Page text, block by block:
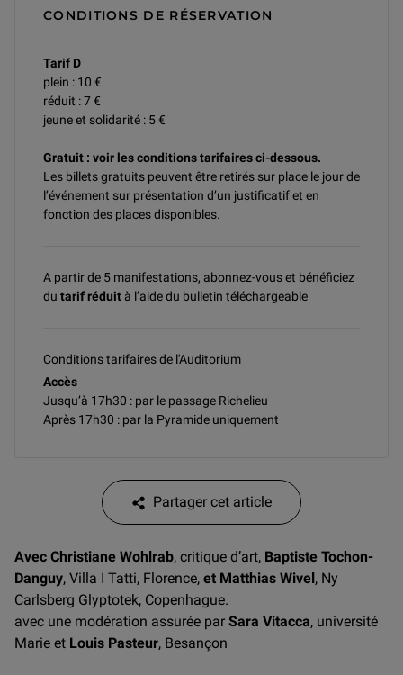
CONDITIONS DE RÉSERVATION
Tarif D
plein : 10 €
réduit : 7 €
jeune et solidarité : 5 €
Gratuit : voir les conditions tarifaires ci-dessous.
Les billets gratuits peuvent être retirés sur place le jour de
l’événement sur présentation d’un justificatif et en
fonction des places disponibles.
A partir de 5 manifestations, abonnez-vous et bénéficiez
du tarif réduit à l’aide du bulletin téléchargeable
Conditions tarifaires de l'Auditorium
Accès
Jusqu’à 17h30 : par le passage Richelieu
Après 17h30 : par la Pyramide uniquement
Partager cet article
Avec Christiane Wohlrab, critique d’art, Baptiste Tochon-
Danguy, Villa I Tatti, Florence, et Matthias Wivel , Ny
Carlsberg Glyptotek, Copenhague.
avec une modération assurée par Sara Vitacca, université
Marie et Louis Pasteur, Besançon